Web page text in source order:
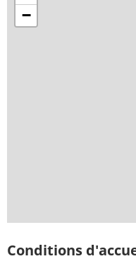
−
Conditions